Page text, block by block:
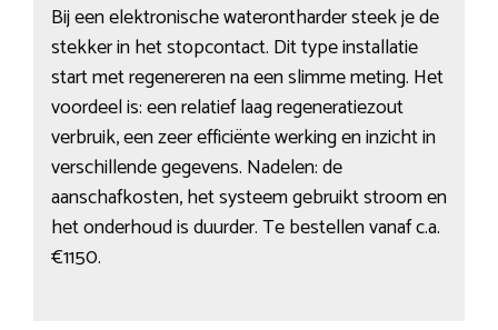
Bij een elektronische waterontharder steek je de
stekker in het stopcontact. Dit type installatie
start met regenereren na een slimme meting. Het
voordeel is: een relatief laag regeneratiezout
verbruik, een zeer efficiënte werking en inzicht in
verschillende gegevens. Nadelen: de
aanschafkosten, het systeem gebruikt stroom en
het onderhoud is duurder. Te bestellen vanaf c.a.
€1150.